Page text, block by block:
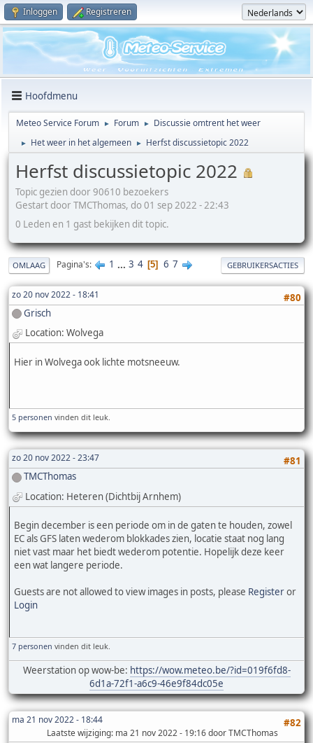
Inloggen Registreren
Hoofdmenu
Meteo Service Forum ► Forum ► Discussie omtrent het weer
► Het weer in het algemeen ► Herfst discussietopic 2022
Herfst discussietopic 2022
Topic gezien door 90610 bezoekers
Gestart door TMCThomas, do 01 sep 2022 - 22:43
0 Leden en 1 gast bekijken dit topic.
OMLAAG Pagina's 1 ... 3 4 5 6 7 GEBRUIKERSACTIES
zo 20 nov 2022 - 18:41
#80
Grisch
Location: Wolvega
Hier in Wolvega ook lichte motsneeuw.
5 personen vinden dit leuk.
zo 20 nov 2022 - 23:47
#81
TMCThomas
Location: Heteren (Dichtbij Arnhem)
Begin december is een periode om in de gaten te houden, zowel
EC als GFS laten wederom blokkades zien, locatie staat nog lang
niet vast maar het biedt wederom potentie. Hopelijk deze keer
een wat langere periode.
Guests are not allowed to view images in posts, please Registeror
Login
7 personen vinden dit leuk.
Weerstation op wow-be: https://wow.meteo.be/?id=019f6fd8-
6d1a-72f1-a6c9-46e9f84dc05e
ma 21 nov 2022 - 18:44 #82
Laatste wijziging: ma 21 nov 2022 - 19:16 door TMCThomas